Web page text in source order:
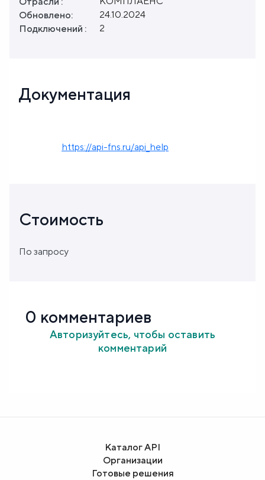
Обновлено:
24.10.2024
Подключений :
2
Документация
https://api-fns.ru/api_help
Стоимость
По запросу
0 комментариев
Авторизуйтесь, чтобы оставить
комментарий
Каталог API
Организации
Готовые решения